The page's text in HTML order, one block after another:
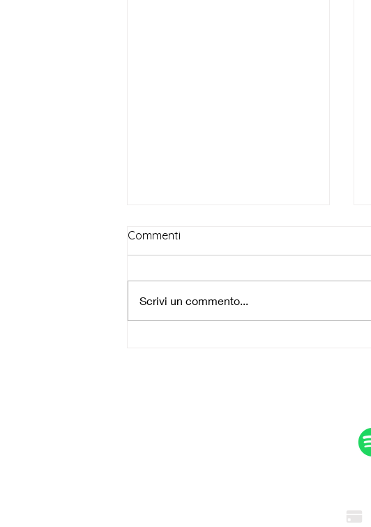
Commenti
Scrivi un commento...